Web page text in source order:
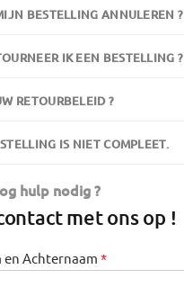
BESTELLING ANNULEREN ?
IK EEN BESTELLING ?
RETOURBELEID ?
IS NIET COMPLEET.
hulp nodig ?
met ons op !
en Achternaam *